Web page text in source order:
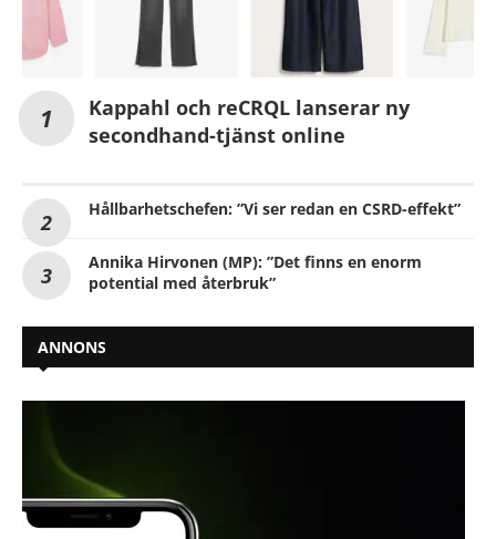
Kappahl och reCRQL lanserar ny
secondhand-tjänst online
Hållbarhetschefen: ”Vi ser redan en CSRD-effekt”
Annika Hirvonen (MP): ”Det finns en enorm
potential med återbruk”
ANNONS